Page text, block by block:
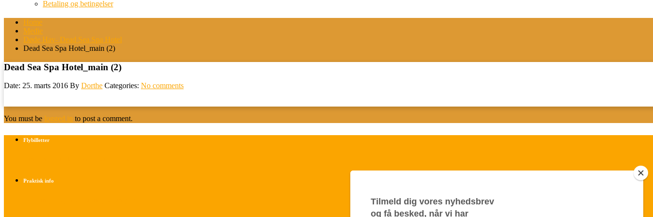
Betaling og betingelser
Home
Medie
Døde Hav- Dead Sea Spa Hotel
Dead Sea Spa Hotel_main (2)
Dead Sea Spa Hotel_main (2)
Date: 25. marts 2016 By Dorthe Categories: No comments
You must be logged in to post a comment.
Flybilletter
Praktisk info